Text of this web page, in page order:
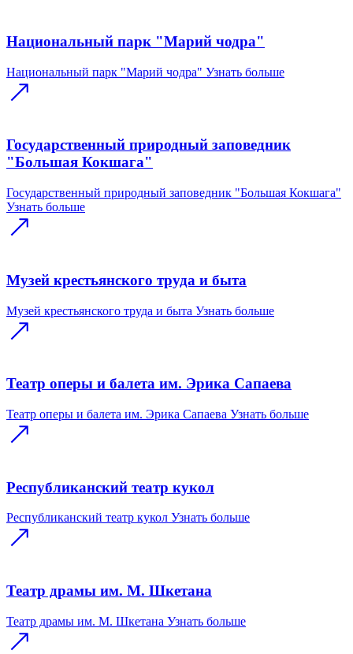
Национальный парк "Марий чодра"
Национальный парк "Марий чодра" Узнать больше
Государственный природный заповедник
"Большая Кокшага"
Государственный природный заповедник "Большая Кокшага"
Узнать больше
Музей крестьянского труда и быта
Музей крестьянского труда и быта Узнать больше
Театр оперы и балета им. Эрика Сапаева
Театр оперы и балета им. Эрика Сапаева Узнать больше
Республиканский театр кукол
Республиканский театр кукол Узнать больше
Театр драмы им. М. Шкетана
Театр драмы им. М. Шкетана Узнать больше